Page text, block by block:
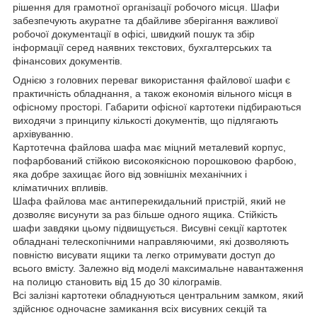
рішення для грамотної організації робочого місця. Шафи
забезпечують акуратне та дбайливе зберігання важливої ​​
робочої документації в офісі, швидкий пошук та збір
інформації серед наявних текстових, бухгалтерських та
фінансових документів.
Однією з головних переваг використання файлової шафи є
практичність обладнання, а також економія вільного місця в
офісному просторі. Габарити офісної картотеки підбираються
виходячи з принципу кількості документів, що підлягають
архівуванню.
Картотечна файлова шафа має міцний металевий корпус,
пофарбований стійкою високоякісною порошковою фарбою,
яка добре захищає його від зовнішніх механічних і
кліматичних впливів.
Шафа файлова має антиперекидальний пристрій, який не
дозволяє висунути за раз більше одного ящика. Стійкість
шафи завдяки цьому підвищується. Висувні секції картотек
обладнані телескопічними направляючими, які дозволяють
повністю висувати ящики та легко отримувати доступ до
всього вмісту. Залежно від моделі максимальне навантаження
на полицю становить від 15 до 30 кілограмів.
Всі залізні картотеки обладнуються центральним замком, який
здійснює одночасне замикання всіх висувних секцій та